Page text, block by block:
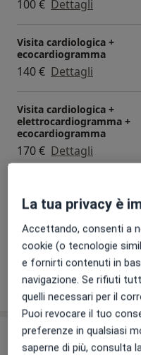
100 € Dettagli
Visita cardiologica +
ecocardiogramma
140 € Dettagli
Visita cardiologica +
elettrocardiogramma +
ecocardiogramma
170 € Dettagli
70 € Dettagli
+1 prestazione
Come funzionano i
Indirizzo
La tua privacy è
Accettando, consenti a
cookie (o tecnologie
e fornirti contenuti in
navigazione. Se rifiuti
quelli necessari per il
Puoi revocare il tuo
preferenze in qualsiasi
saperne di più, consulta